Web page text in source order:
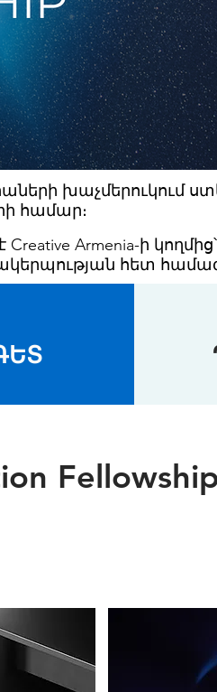
խաչմերուկում
համար։
Armenia-ի
հետ